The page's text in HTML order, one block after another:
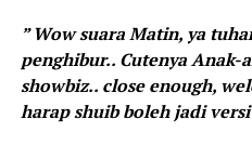
” Wow suara Matin, ya
penghibur.. Cutenya Anak-
showbiz.. close enough,
harap shuib boleh jadi